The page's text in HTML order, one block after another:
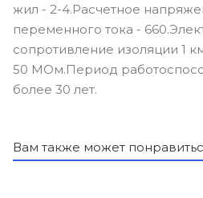
жил - 2-4.Расчетное
переменного тока -
сопротивление изоляции 1
50 МОм.Период
более 30 лет.
Вам также может